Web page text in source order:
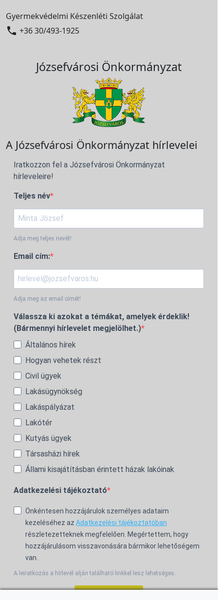
Gyermekvédelmi Készenléti Szolgálat
 +36 30/493-1925
Józsefvárosi Önkormányzat
A Józsefvárosi Önkormányzat hírlevelei
Iratkozzon fel a Józsefvárosi Önkormányzat
hírleveleire!
Teljes név
Adja meg teljes nevét!
Email cím:
Adja meg az email címét!
Válassza ki azokat a témákat, amelyek érdeklik!
(Bármennyi hírlevelet megjelölhet.)
Általános hírek
Hogyan vehetek részt
Civil ügyek
Lakásügynökség
Lakáspályázat
Lakótér
Kutyás ügyek
Társasházi hírek
Állami kisajátításban érintett házak lakóinak
Adatkezelési tájékoztató
Önkéntesen hozzájárulok személyes adataim
kezeléséhez az Adatkezelési tájékoztatóban
részletezetteknek megfelelően. Megértettem, hogy
hozzájárulásom visszavonására bármikor lehetőségem
van.
A leiratkozás a hírlevél alján található linkkel lesz lehetséges.